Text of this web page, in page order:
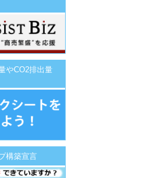
やCO2排出量
構築宣言